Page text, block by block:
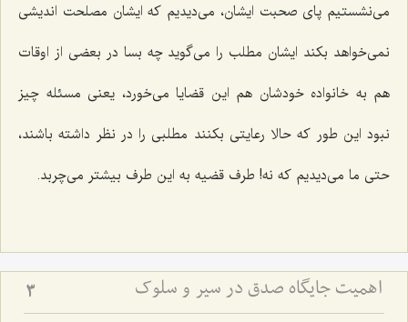
می‌نشستیم پای صحبت ایشان، می‌دیدیم که ایشان مصلحت اندیشی
نمی‌خواهد بکند ایشان مطلب را می‌گوید چه بسا در بعضی از اوقات
هم به خانواده خودشان هم این قضایا می‌خورد، یعنی مسئله چیز
نبود این طور که حالا رعایتی بکنند مطلبی را در نظر داشته باشند،
حتی ما می‌دیدیم که نه! طرف قضیه به این طرف بیشتر می‌چربد.
اهمیت جایگاه صدق در سیر و سلوک 3